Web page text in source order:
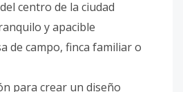
centro de la ciudad
y apacible
de campo, finca familiar o
para crear un diseño